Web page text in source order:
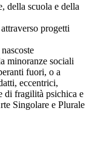
della scuola e della
progetti
minoranze sociali
fuori, o a
eccentrici,
di fragilità psichica e
Singolare e Plurale